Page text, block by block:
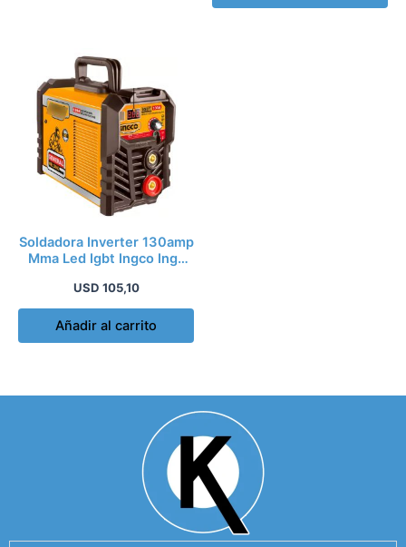
Soldadora Inverter 130amp
Mma Led Igbt Ingco Ing-
USD 105,10
Añadir al carrito